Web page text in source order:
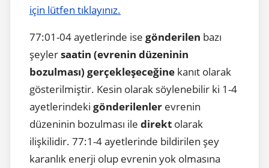
için lütfen tıklayınız.
77:01-04 ayetlerinde ise gönderilen bazı
şeylersaatin (evrenin düzeninin
bozulması) gerçekleşeceğine kanıt olarak
gösterilmiştir. Kesin olarak söylenebilir ki 1-4
ayetlerindeki gönderilenler evrenin
düzeninin bozulması ile direkt olarak
ilişkilidir. 77:1-4 ayetlerinde bildirilen şey
karanlık enerji olup evrenin yok olmasına